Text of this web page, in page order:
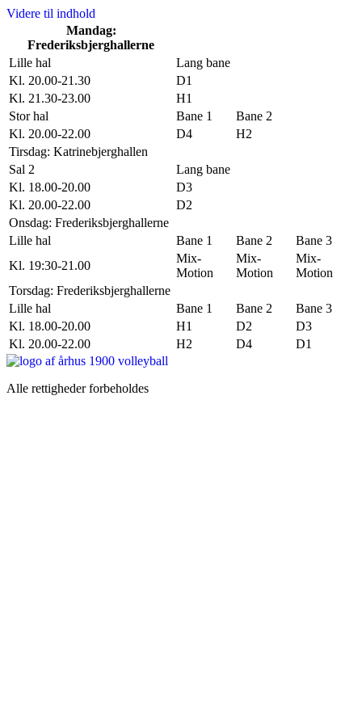
Videre til indhold
Mandag:
Frederiksbjerghallerne
Lille hal
Lang bane
Kl. 20.00-21.30
D1
Kl. 21.30-23.00
H1
Stor hal
Bane 1
Bane 2
Kl. 20.00-22.00
D4
H2
Tirsdag: Katrinebjerghallen
Sal 2
Lang bane
Kl. 18.00-20.00
D3
Kl. 20.00-22.00
D2
Onsdag: Frederiksbjerghallerne
Lille hal
Bane 1 Bane 2
Bane 3
Kl. 19:30-21.00
Mix-
Motion
Mix-
Motion
Mix-
Motion
Torsdag: Frederiksbjerghallerne
Lille hal
Bane 1 Bane 2
Bane 3
Kl. 18.00-20.00
H1 D2
D3
Kl. 20.00-22.00
H2 D4 D1
Alle rettigheder forbeholdes